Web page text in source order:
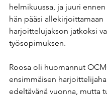
helmikuussa, ja juuri
hän pääsi allekirjoittamaan
harjoittelujakson jatkoksi
työsopimuksen.
Roosa oli huomannut
ensimmäisen
edeltävänä vuonna, mutta